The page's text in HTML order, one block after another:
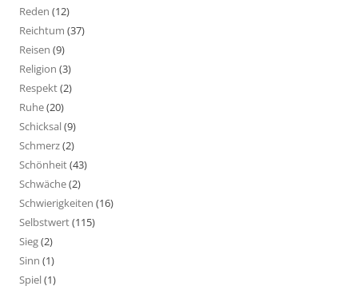
Reden (12)
Reichtum (37)
Reisen (9)
Religion (3)
Respekt(2)
Ruhe(20)
Schicksal(9)
Schmerz(2)
Schönheit(43)
Schwäche(2)
Schwierigkeiten (16)
Selbstwert(115)
Sieg(2)
Sinn (1)
Spiel(1)